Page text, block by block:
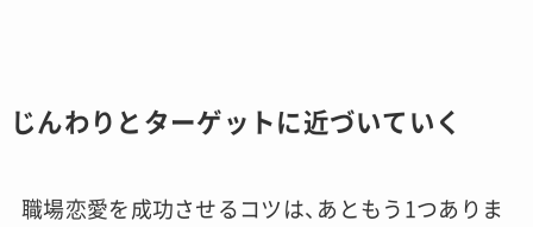
じんわりとターゲットに近づいていく
職場恋愛を成功させるコツは、あともう1つありま